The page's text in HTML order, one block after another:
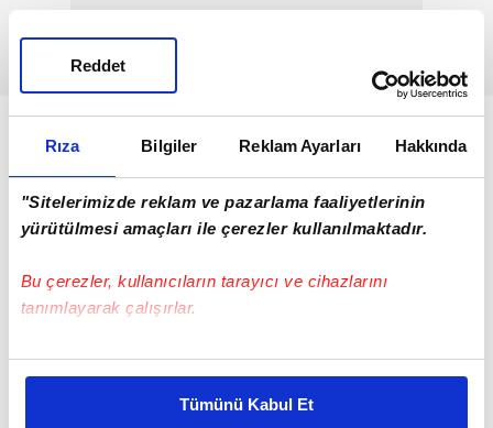
Rıza Bilgiler Reklam Ayarları Hakkında
"Sitelerimizde reklam ve pazarlama faaliyetlerinin
yürütülmesi amaçları ile çerezler kullanılmaktadır.
Bu çerezler, kullanıcıların tarayıcı ve cihazlarını
tanımlayarak çalışırlar.
Bu çerezlere izin vermeniz halinde sizlere özel
daha iyi reklam deneyimi yaşatabiliriz. Bunu yaparken
Tümünü Kabul Et
Reddet